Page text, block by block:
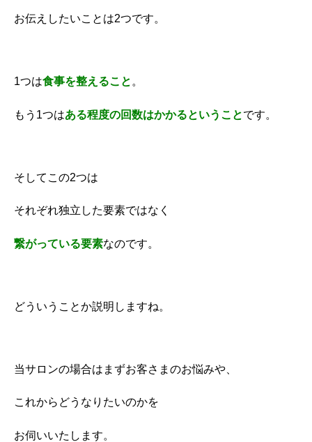
お伝えしたいことは2つです。
1つは食事を整えること 。
もう1つはある程度の回数はかかるということです。
そしてこの2つは
それぞれ独立した要素ではなく
繋がっている要素なのです。
どういうことか説明しますね。
当サロンの場合はまずお客さまのお悩みや、
これからどうなりたいのかを
お伺いいたします。